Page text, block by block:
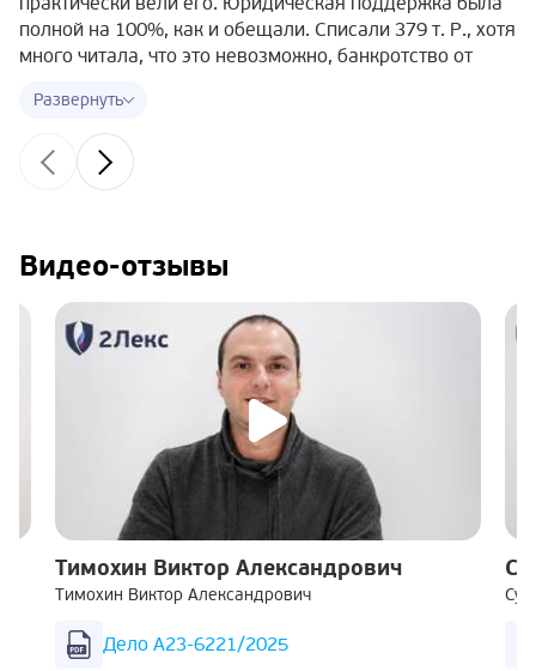
полной на 100%, как и обещали. Списали 379 т. Р., хотя
много читала, что это невозможно, банкротство от
сказать, что ничего страшного в судебных мерах нет,
если платить нечем и есть хорошее
юрсопровождение. Только дам хороший совет —
лучше начинать готовить документы заранее, чтобы не
Видео-отзывы
Тимохин Виктор Александрович
Тимохин Виктор Александрович
Дело А23-6221/2025